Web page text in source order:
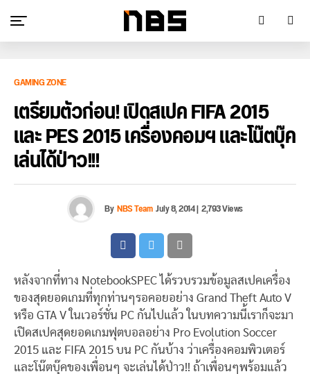
GAMING ZONE
เตรียมตัวก่อน! เปิดสเปค FIFA 2015
และ PES 2015 เครื่องคอมฯ และโน๊ตบุ๊ค
เล่นได้ป่าว!!!
ByNBS TeamJuly 8, 2014|2,793 Views
หลังจากที่ทาง NotebookSPEC ได้รวบรวมข้อมูลสเปคเครื่อง
ของสุดยอดเกมที่ทุกท่านๆรอคอยอย่าง Grand Theft Auto V
หรือ GTA V ในเวอร์ชั่น PC กันไปแล้ว ในบทความนี้เราก็จะมา
เปิดสเปคสุดยอดเกมฟุตบอลอย่าง Pro Evolution Soccer
2015 และ FIFA 2015 บน PC กันบ้าง ว่าเครื่องคอมพิวเตอร์
และโน๊ตบุ๊คของเพื่อนๆ จะเล่นได้ป่าว!! ถ้าเพื่อนๆพร้อมแล้ว